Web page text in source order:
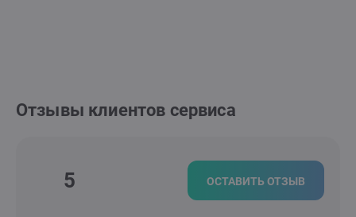
Отзывы клиентов сервиса
5 ОСТАВИТЬ ОТЗЫВ